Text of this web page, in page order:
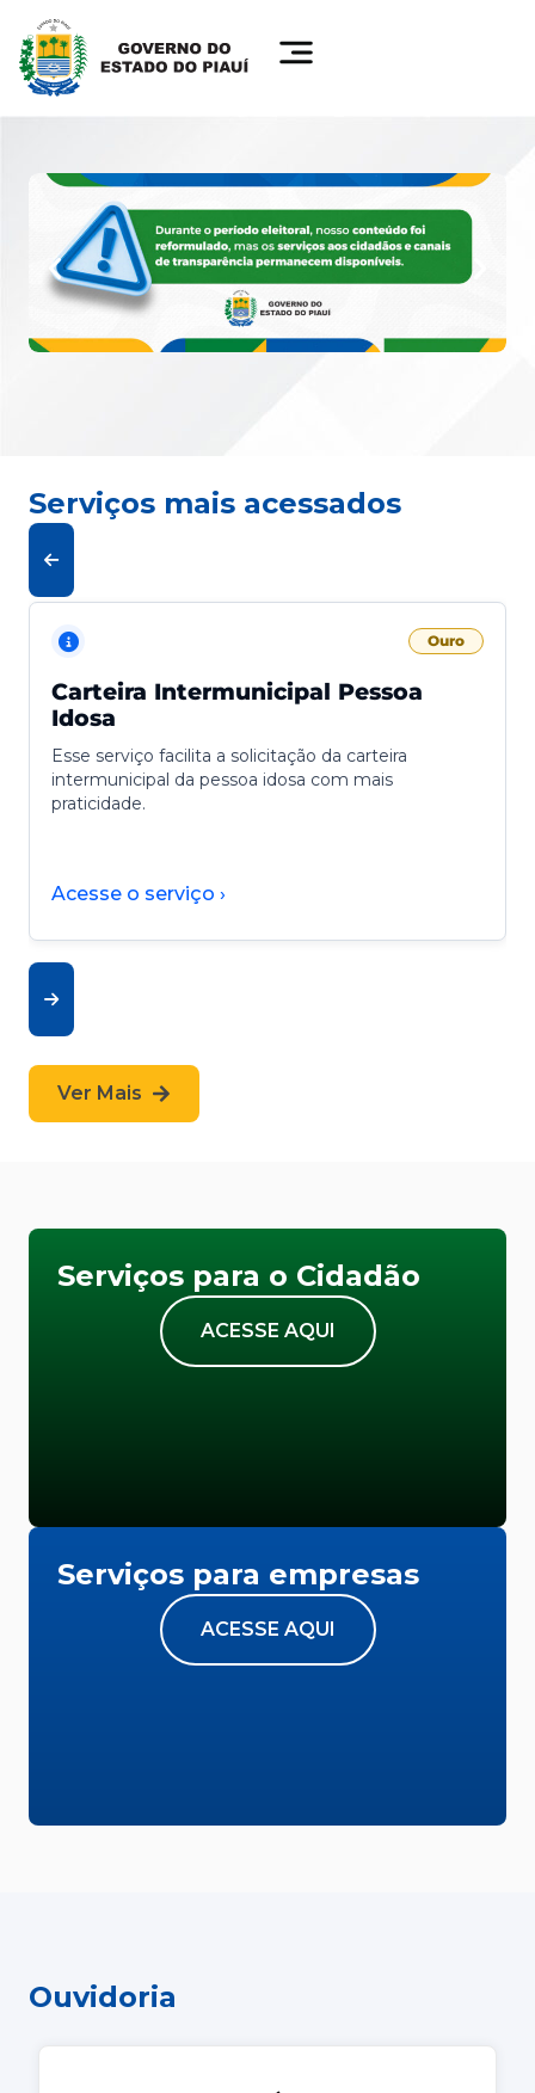
Serviços mais acessados
Ouro
Carteira Intermunicipal Pessoa
Idosa
Esse serviço facilita a solicitação da carteira
intermunicipal da pessoa idosa com mais
praticidade.
Acesse o serviço ›
Ver Mais
Serviços para o Cidadão
ACESSE AQUI
Serviços para empresas
ACESSE AQUI
Ouvidoria